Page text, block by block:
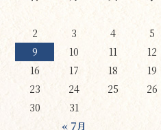
« 7月
2
3 4 5
9
10 11 12
16
17 18 19
23
24 25 26
30
31